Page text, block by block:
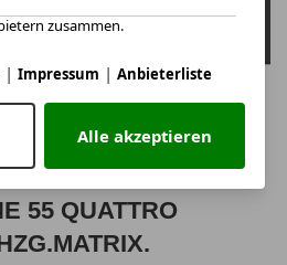
55 QUATTRO
zusammen.
| Impressum | Anbieterliste
Alle akzeptieren